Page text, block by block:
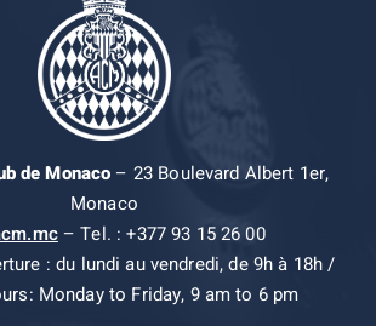
de Monaco– 23 Boulevard Albert 1er,
Monaco
– Tel. : +377 93 15 26 00
: du lundi au vendredi, de 9h à 18h /
Monday to Friday, 9 am to 6 pm